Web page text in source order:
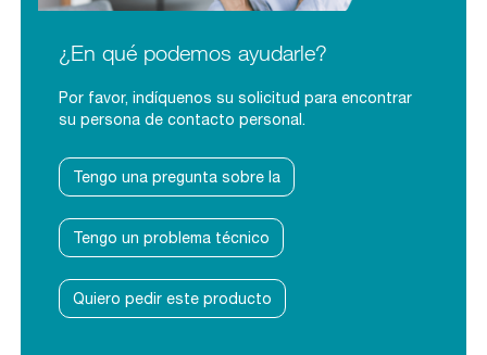
¿En qué podemos ayudarle?
Por favor, indíquenos su solicitud para encontrar
su persona de contacto personal.
Tengo una pregunta sobre la
Tengo un problema técnico
Quiero pedir este producto